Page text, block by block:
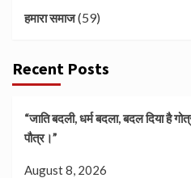
हमारा समाज(59)
Recent Posts
“जाति बदली, धर्म बदला, बदल दिया है
पौत्र।”
August 8, 2026